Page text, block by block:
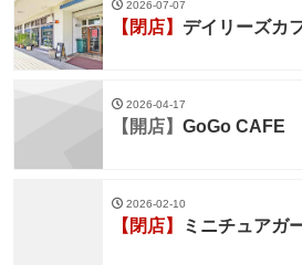
2026-07-07
【閉店】 デイリーズカ
2026-04-17
【開店】 GoGo CAFE
2026-02-10
【閉店】 ミニチュアガ